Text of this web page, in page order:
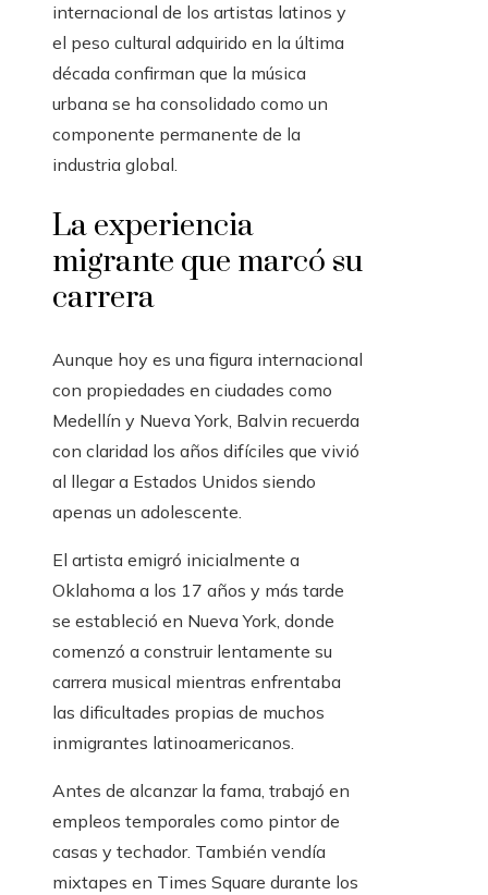
internacional de los artistas latinos y
el peso cultural adquirido en la última
década confirman que la música
urbana se ha consolidado como un
componente permanente de la
industria global.
La experiencia
migrante que marcó su
carrera
Aunque hoy es una figura internacional
con propiedades en ciudades como
Medellín y Nueva York, Balvin recuerda
con claridad los años difíciles que vivió
al llegar a Estados Unidos siendo
apenas un adolescente.
El artista emigró inicialmente a
Oklahoma a los 17 años y más tarde
se estableció en Nueva York, donde
comenzó a construir lentamente su
carrera musical mientras enfrentaba
las dificultades propias de muchos
inmigrantes latinoamericanos.
Antes de alcanzar la fama, trabajó en
empleos temporales como pintor de
casas y techador. También vendía
mixtapes en Times Square durante los